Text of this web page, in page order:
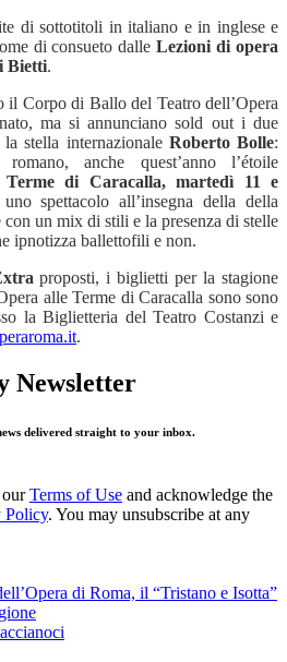
di sottotitoli in italiano e in inglese e
di consueto dalleLezioni di opera
Bietti.
il Corpo di Ballo del Teatro dell’Opera
ma si annunciano sold out i due
stella internazionale Roberto Bolle:
anche quest’anno l’étoile
Terme di Caracalla, martedì 11 e
spettacolo all’insegna della della
con un mix di stili e la presenza di stelle
ipnotizza ballettofili e non.
proposti, i biglietti per la stagione
alle Terme di Caracalla sono sono
la Biglietteria del Teatro Costanzi e
.
Newsletter
delivered straight to your inbox.
ourTerms of Use and acknowledge the
Policy. You may unsubscribe at any
di Roma, il “Tristano e Isotta”